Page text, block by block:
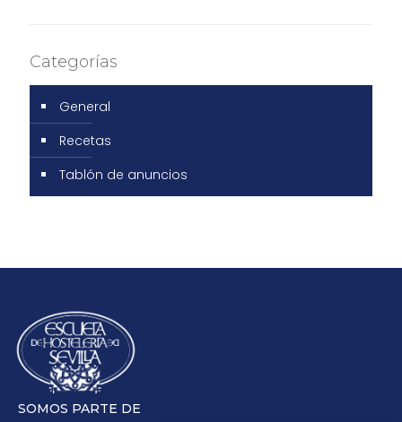
Categorías
General
Recetas
Tablón de anuncios
SOMOS PARTE DE